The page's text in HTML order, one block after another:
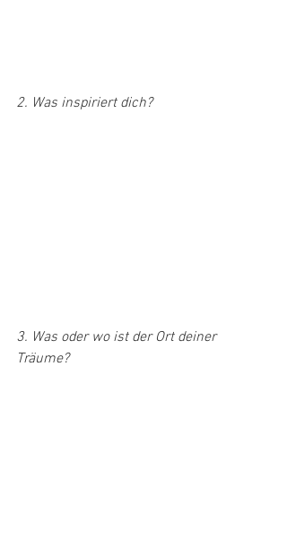
2. Was inspiriert dich?
3. Was oder wo ist der Ort deiner
Träume?